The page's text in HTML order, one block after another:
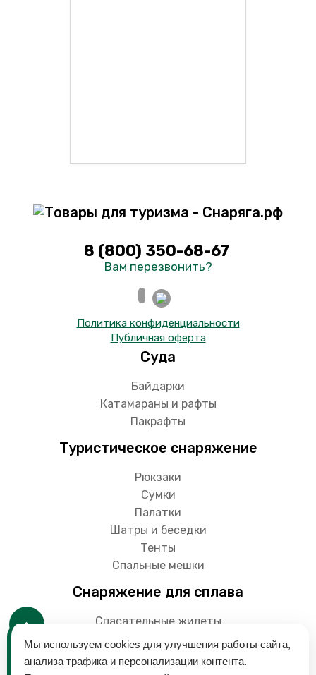
8 (800) 350-68-67
Вам перезвонить?
Политика конфиденциальности
Публичная оферта
Суда
Байдарки
Катамараны и рафты
Пакрафты
Туристическое снаряжение
Рюкзаки
Сумки
Палатки
Шатры и беседки
Тенты
Спальные мешки
Снаряжение для сплава
Спасательные жилеты
Гермоупаковки
Мы используем cookies для улучшения работы сайта,
анализа трафика и персонализации контента.